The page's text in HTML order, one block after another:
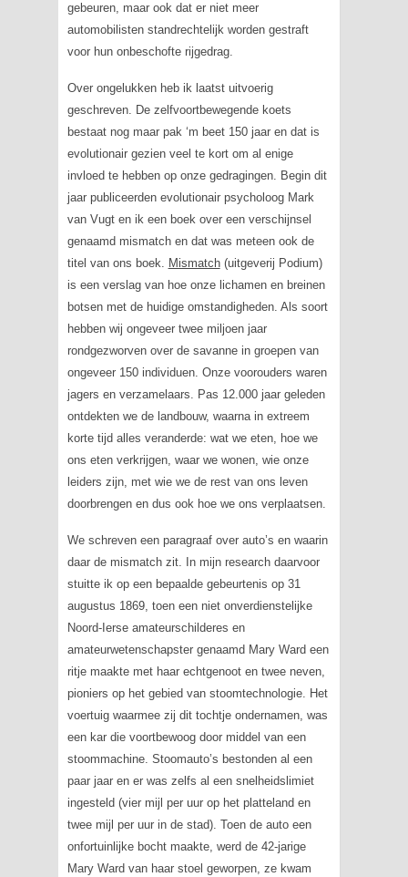
gebeuren, maar ook dat er niet meer
automobilisten standrechtelijk worden gestraft
voor hun onbeschofte rijgedrag.
Over ongelukken heb ik laatst uitvoerig
geschreven. De zelfvoortbewegende koets
bestaat nog maar pak ‘m beet 150 jaar en dat is
evolutionair gezien veel te kort om al enige
invloed te hebben op onze gedragingen. Begin dit
jaar publiceerden evolutionair psycholoog Mark
van Vugt en ik een boek over een verschijnsel
genaamd mismatch en dat was meteen ook de
titel van ons boek. Mismatch(uitgeverij Podium)
is een verslag van hoe onze lichamen en breinen
botsen met de huidige omstandigheden. Als soort
hebben wij ongeveer twee miljoen jaar
rondgezworven over de savanne in groepen van
ongeveer 150 individuen. Onze voorouders waren
jagers en verzamelaars. Pas 12.000 jaar geleden
ontdekten we de landbouw, waarna in extreem
korte tijd alles veranderde: wat we eten, hoe we
ons eten verkrijgen, waar we wonen, wie onze
leiders zijn, met wie we de rest van ons leven
doorbrengen en dus ook hoe we ons verplaatsen.
We schreven een paragraaf over auto’s en waarin
daar de mismatch zit. In mijn research daarvoor
stuitte ik op een bepaalde gebeurtenis op 31
augustus 1869, toen een niet onverdienstelijke
Noord-Ierse amateurschilderes en
amateurwetenschapster genaamd Mary Ward een
ritje maakte met haar echtgenoot en twee neven,
pioniers op het gebied van stoomtechnologie. Het
voertuig waarmee zij dit tochtje ondernamen, was
een kar die voortbewoog door middel van een
stoommachine. Stoomauto’s bestonden al een
paar jaar en er was zelfs al een snelheidslimiet
ingesteld (vier mijl per uur op het platteland en
twee mijl per uur in de stad). Toen de auto een
onfortuinlijke bocht maakte, werd de 42-jarige
Mary Ward van haar stoel geworpen, ze kwam